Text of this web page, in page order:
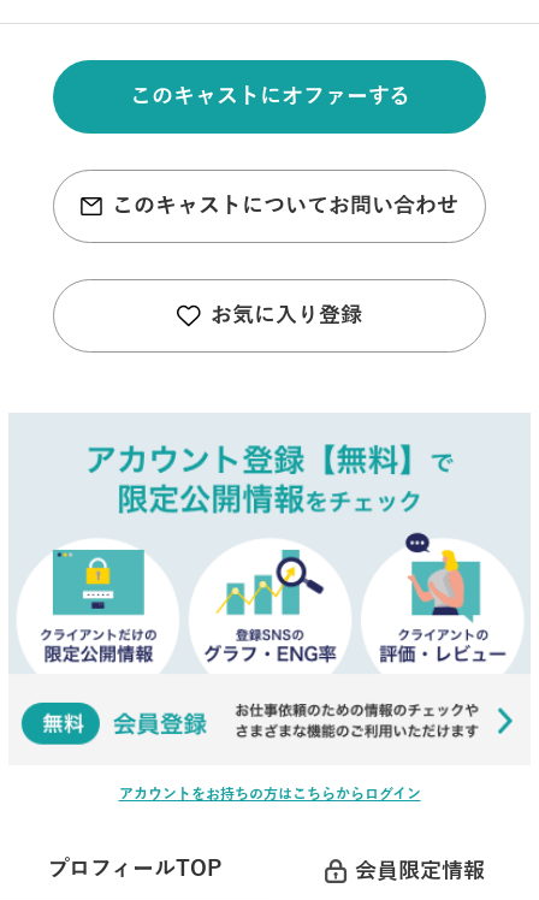
このキャストにオファーする
このキャストについてお問い合わせ
お気に入り登録
アカウントをお持ちの方はこちらからログイン
プロフィールTOP 会員限定情報